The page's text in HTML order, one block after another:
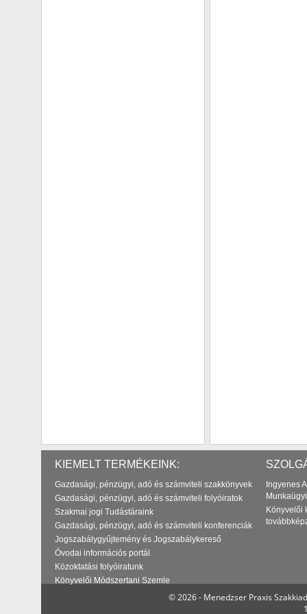
KIEMELT TERMÉKEINK:
Gazdasági, pénzügyi, adó és számviteli szakkönyvek
Gazdasági, pénzügyi, adó és számviteli folyóiratok
Szakmai jogi Tudástáraink
Gazdasági, pénzügyi, adó és számviteli konferenciák
Jogszabálygyűjtemény és Jogszabálykereső
Óvodai információs portál
Közoktatási folyóiratunk
Könyvelői Módszertani Szemle
Ingyenes
Könyvelői
© 2026 - Menedzser Praxis